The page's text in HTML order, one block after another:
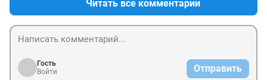
Читать все комментарии
Гость
Войти
Отправить